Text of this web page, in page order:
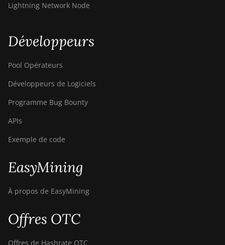
BITMAIN AntMiner
Z15j
BITMAIN Antminer
S19 Hyd. (152Th)
BITMAIN Antminer
S19 XP Hyd (255Th)
S19j (100TH)
BITMAIN Antminer
S19j (90Th)
BITMAIN Antminer
S19j Pro (96Th)
Lightning Network Node
Développeurs
Pool Opérateurs
Développeurs de Logiciels
Programme Bug Bounty
APIs
Exemple de code
EasyMining
À propos de EasyMining
Offres OTC
Offres de Hashrate OTC